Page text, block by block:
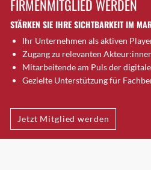
Brugg AG
Brütten
Bubendorf
Bubikon
Buchs (SG)
Bäretswil
Bülach
Cazis
FIRMENMITGLIED WERDEN
STÄRKEN SIE IHRE SICHTBARKEIT IM
Ihr Unternehmen als aktiven
Zugang zu relevanten
Mitarbeitende am Puls der
Gezielte Unterstützung für
Jetzt Mitglied werden